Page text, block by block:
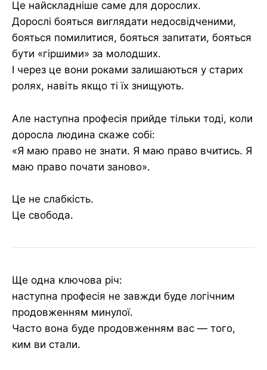
Це найскладніше саме для дорослих.
Дорослі бояться виглядати недосвідченими,
бояться помилитися, бояться запитати, бояться
бути «гіршими» за молодших.
І через це вони роками залишаються у старих
ролях, навіть якщо ті їх знищують.
Але наступна професія прийде тільки тоді, коли
доросла людина скаже собі:
«Я маю право не знати. Я маю право вчитись. Я
маю право почати заново».
Це не слабкість.
Це свобода.
Ще одна ключова річ:
наступна професія не завжди буде логічним
продовженням минулої.
Часто вона буде продовженням вас — того,
ким ви стали.